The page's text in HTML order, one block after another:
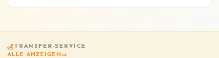
TRANSFER-SERVICE
ALLE ANZEIGEN